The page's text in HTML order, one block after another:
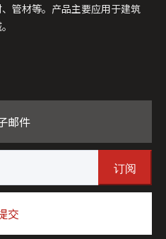
管材等。产品主要应用于建筑
邮件
订阅
交